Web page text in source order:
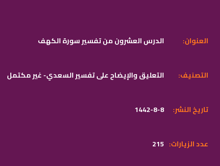
الدرس العشرون من تفسير سورة الكهف :العنوان
التعليق والإيضاح على تفسير السعدي- غير مكتمل :التصنيف
1442-8-8 :تاريخ النشر
215 :عدد الزيارات